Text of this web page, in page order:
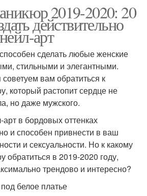
2019-2020: 20
действительно
арт
сделать любые женские
стильными и элегантными.
вам обратиться к
который растопит сердце не
но даже мужского.
в бордовых оттенках
и способен привнести в ваш
и сексуальности. Но к какому
обратиться в 2019-2020 году,
трендово и интересно?
белое платье